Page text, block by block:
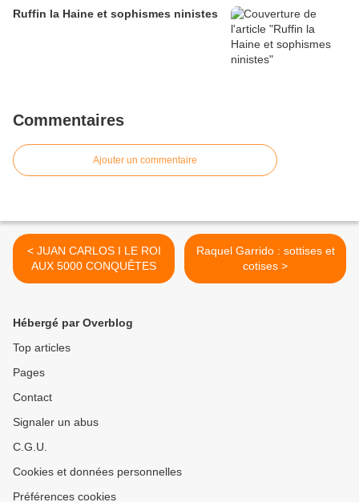
Ruffin la Haine et sophismes ninistes
Commentaires
Ajouter un commentaire
< JUAN CARLOS I LE ROI
AUX 5000 CONQUÊTES
Raquel Garrido : sottises et
cotises >
Hébergé par Overblog
Top articles
Pages
Contact
Signaler un abus
C.G.U.
Cookies et données personnelles
Préférences cookies